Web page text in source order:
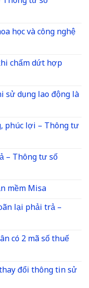
học và công nghệ
chấm dứt hợp
sử dụng lao động là
phúc lợi – Thông tư
– Thông tư số
mềm Misa
lại phải trả –
có 2 mã số thuế
đổi thông tin sử